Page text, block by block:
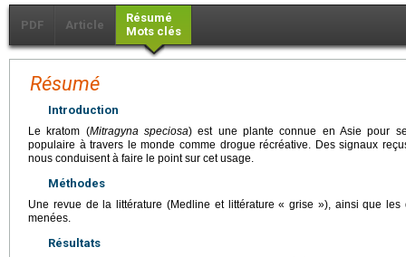
PDF Article
Résumé
Mots clés
Résumé
Introduction
Le kratom (Mitragyna speciosa) est une plante connue en Asie pour
populaire à travers le monde comme drogue récréative. Des signaux
nous conduisent à faire le point sur cet usage.
Méthodes
Une revue de la littérature (Medline et littérature « grise »), ainsi que
menées.
Résultats